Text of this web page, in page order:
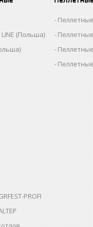
LINE (Польша)
PROFI
Пеллетные